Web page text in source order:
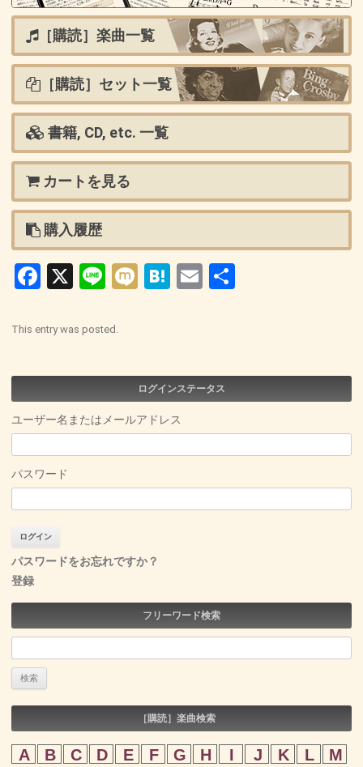
［購読］楽曲一覧
［購読］セット一覧
書籍, CD, etc. 一覧
カートを見る
購入履歴
Facebook
X LineMixiHatena
Email
This entry was posted.
ログインステータス
ユーザー名またはメールアドレス
パスワード
パスワードをお忘れですか？
登録
フリーワード検索
［購読］楽曲検索
A B C D E F G H I J K L M